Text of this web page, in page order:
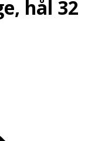
hål 32